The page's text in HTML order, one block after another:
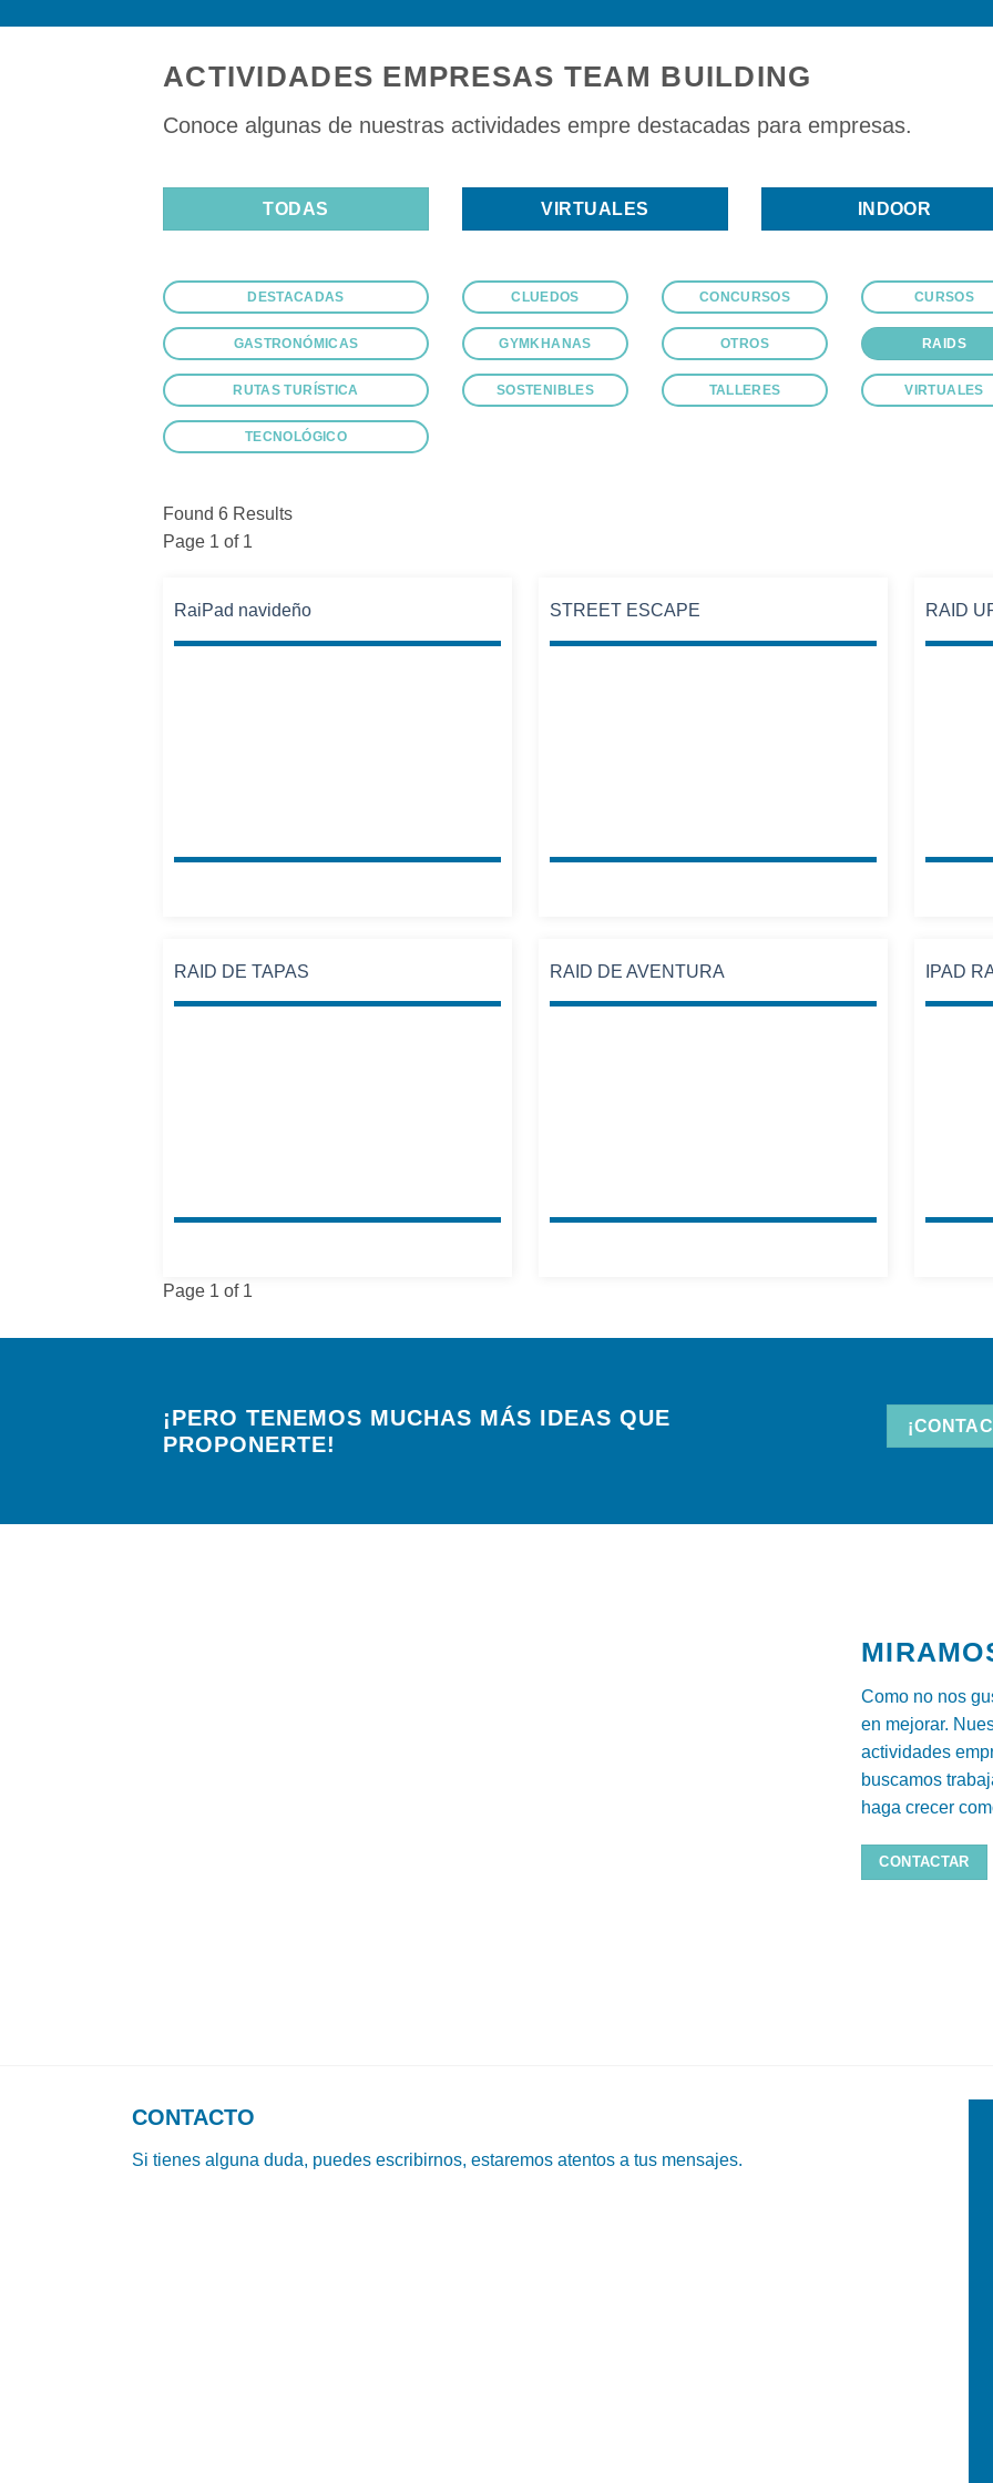
ACTIVIDADES EMPRESAS TEAM BUILDING
Conoce algunas de nuestras actividades empre destacadas para empresas.
TODAS VIRTUALES INDOOR
DESTACADAS
GASTRONÓMICAS
RUTAS TURÍSTICA
TECNOLÓGICO
CLUEDOS
GYMKHANAS
SOSTENIBLES
CONCURSOS
OTROS
TALLERES
CURSOS
RAIDS
VIRTUALES
Found 6 Results
Page 1 of 1
RaiPad navideño STREET ESCAPE RAID
RAID DE TAPAS RAID DE AVENTURA IPAD
Page 1 of 1
¡PERO TENEMOS MUCHAS MÁS IDEAS QUE
PROPONERTE!
Como no nos
en mejorar.
actividades
buscamos
haga crecer
CONTACTAR
CONTACTO
Si tienes alguna duda, puedes escribirnos, estaremos atentos a tus mensajes.